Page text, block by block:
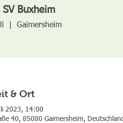
SV Buxheim
Gaimersheim
& Ort
2023, 14:00
40, 85080 Gaimersheim,